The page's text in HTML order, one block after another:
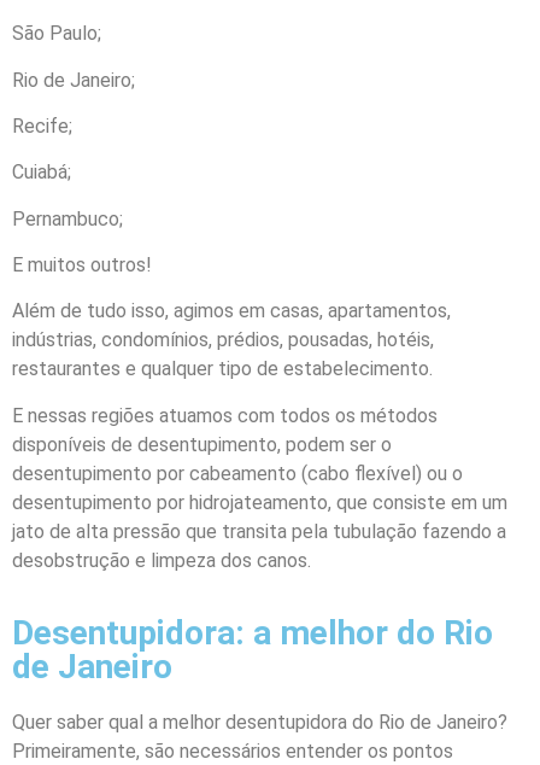
São Paulo;
Rio de Janeiro;
Recife;
Cuiabá;
Pernambuco;
E muitos outros!
Além de tudo isso, agimos em casas, apartamentos,
indústrias, condomínios, prédios, pousadas, hotéis,
restaurantes e qualquer tipo de estabelecimento.
E nessas regiões atuamos com todos os métodos
disponíveis de desentupimento, podem ser o
desentupimento por cabeamento (cabo flexível) ou o
desentupimento por hidrojateamento, que consiste em um
jato de alta pressão que transita pela tubulação fazendo a
desobstrução e limpeza dos canos.
Desentupidora: a melhor do Rio
de Janeiro
Quer saber qual a melhor desentupidora do Rio de Janeiro?
Primeiramente, são necessários entender os pontos